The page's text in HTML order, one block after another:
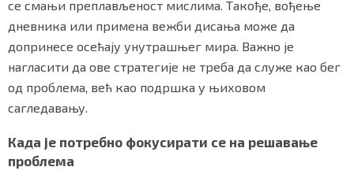
се смањи преплављеност мислима. Такође, вођење
дневника или примена вежби дисања може да
допринесе осећају унутрашњег мира. Важно је
нагласити да ове стратегије не треба да служе као бег
од проблема, већ као подршка у њиховом
сагледавању.
Када је потребно фокусирати се на решавање
проблема